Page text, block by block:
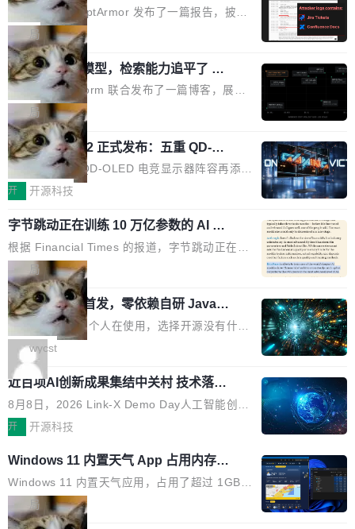
刻胶、蚀刻、离子注入、铜互联。公园中央是一
个环形路线，因为芯片制造需要把光刻流程重复
大约 60 次，每次一层。动画里简化为 4 圈。 整
个项目只有一个 HTML 文件。没有构建步骤，没
有依赖，没有网络请求。屏幕上每个形状都是 C
anvas 上纯手...
已经死了。不是技术上死了，而是作为一个真正
的开源项目死了。Google 把越来越多的核心功
能从 AOSP 移到了闭源的 Google Play Service
s 里，设备树和内核源码被厂商锁死，你能看到
代码但你改不了，改了也刷不进去。 为什么 AO
SP 不够用了 Runarcn 列举了几条他离开 Andro
id 的具体理由： Google Pla...
ira 和 Confluence 数据，厂商两个月没
回复
安全公司 PromptArmor 发布了一篇报告，披露
Atlassian 的 AI agent Rovo 存在严重的数据泄
露漏洞：攻击者可以通过 indirect prompt inject
ion（间接提示注入）窃取整个 Atlassian 租户内
的 Jira 工单和 Confluence 文档，全程不需要任
何人工审批。 更值得注意的是，这个漏洞在 5
月 23 日就报告给了 Atlassian，两个多月过去
了，公司除了表示"感谢"并分配了一个 case nu
mber 之外，再没有任何实质性回应。Rovo 至
今仍处于漏洞未修复状态。 攻击链路 攻击链并
不复杂。 受害者给 Rovo 提了一个正...
局
一个 4B 开源模型，检索能力追平了 G
PT-5.6 Sol，成本降到 1/100
Neon 和 Castform 联合发布了一篇博客，展示
了一个惊人的结果：一个 4B 参数的开源模型，
经过 RL 后训练之后，在检索任务上的准确率追
平了 GPT-5.6 Sol，但每次请求的成本只有对方
的 1/100。 具体来说，GPT-5.6 Sol 做一次典型
的多轮搜索请求需要超过 10 秒，端到端成本约
来说，这个速度和成本都"高得让人没法用"。而
4B 开源模型在推理速度上快了几个数量级，成
本低了两三个数量级。 问题在于，小模型开箱即
用时的检索能力确实远不如闭源前沿模型。差距
在哪？就在 RL 后训练。 从 RAG 到 agentic...
局
技嘉 GO27Q32 正式发布：五重 QD-OL
ED 面板加持，320Hz 极速与影院级画
面兼得
技嘉科技旗下 QD-OLED 电竞显示器阵容再添旗
舰新作。GO27Q32 将于 2026 年 9 月 15 日正
nta Tandem 五重发光架构为核心，为高端玩家
打造速度与画质不妥协的沉浸体验。 GO27Q32
搭载三星最新 QD-OLED 面板，采用 5 层串联
式发光结构，并装配全新 ObsidianShield 抗反
射镀膜，黑阶表现提升可达40%，并将表面硬度
由2H升級至3H，画面对比度与强度都提升的同
时还具有 320Hz 刷新率与 0.03ms GTG 灰阶响
应时间，从源头消除拖影与动态模糊。 1.突破 O
LED 画质局限，暗部细节...
开 开源科技
字节跳动正在训练 10 万亿参数的 AI 模
型
根据 Financial Times 的报道，字节跳动正在训
练一个 10 万亿参数的 AI 模型，目前处于预训练
阶段。 10 万亿是什么概念？Anthropic 目前最
大的模型 Mythos 5 约 8 万亿参数。DeepSeek
V4-Pro 是 1.6 万亿。月之暗面的 Kimi K3 是 2.
8 万亿。美团 LongCat-2.0 是 1.6 万亿。字节
跳动的这个未命名模型，直接跳到了 10 万亿。
预训练通常需要 3 到 6 个月，之后还有微调阶
段。按这个时间线，最早可能在 2026 年底或 2
027 年初发布。 这个节点很微妙。Anthropic 刚
在 5 月发布了 Mythos 5...
局
wastnet 开源首发，零依赖自研 Java H
TTP/2 框架，性能对标 Undertow !
这个项目一直是个人在使用，选择开源没有什么
动机理由，就是想开源了，如果非要说一个，那
就是它多少弥补了国产 Java 自研 HTTP/2 框架
这块空白——放眼国产 Java 生态，能拿出手的
HTTP/2 网络框架，要么闭源，要么底层建立在
Netty 之上，真正自研的 Java 实现几乎没有。
级 Java 网络应用框架，核心基于 JDK 原生 NI
O 构建 Reactor 多路复用模型，不依赖 Netty、
Tomcat 等任何第三方网络库。其 HTTP/2 协议
栈从 HPACK、Huffman 到 ALPN 均为自主实
wycst
近百项AI创新成果集结中关村 技术落地
与产业迭代提速
8月8日，2026 Link-X Demo Day人工智能创新
项目展在北京中关村举办。本次活动由星连资
业、学术、投资人士，集中展出近百项覆盖AI芯
片、算力、模型、应用全链条创新项目，聚焦AI
技术产业化落地与资本对接，呈现当前国内AI前
沿技术突破与商业化最新进展。 活动围绕AI学术
开 开源科技
Windows 11 内置天气 App 占用内存超
过 1GB
Windows 11 内置天气应用，占用了超过 1GB
内存。 Notebookcheck 的测试发现这个数字
时，反复确认了多次。不是 100MB，不是 500
局